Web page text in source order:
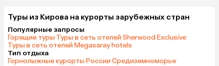
Туры из Кирова на курорты зарубежных стран
Популярные запросы
Горящие туры·Туры в сеть отелей Sherwood Exclusive·
Туры в сеть отелей Megasaray hotels
Тип отдыха
Горнолыжные курорты России·Средиземноморье·